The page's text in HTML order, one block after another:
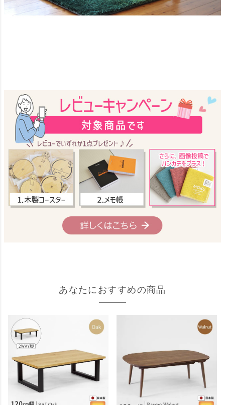
あなたにおすすめの商品